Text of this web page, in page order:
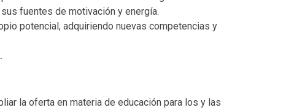
fuentes de motivación y energía.
potencial, adquiriendo nuevas competencias y
la oferta en materia de educación para los y las